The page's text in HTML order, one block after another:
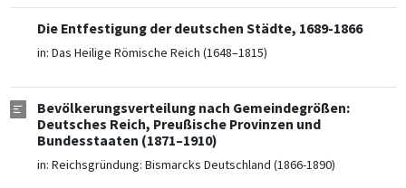
Die Entfestigung der deutschen Städte, 1689-1866
in: Das Heilige Römische Reich (1648–1815)
Bevölkerungsverteilung nach Gemeindegrößen:
Deutsches Reich, Preußische Provinzen und
Bundesstaaten (1871–1910)
in: Reichsgründung: Bismarcks Deutschland (1866-1890)